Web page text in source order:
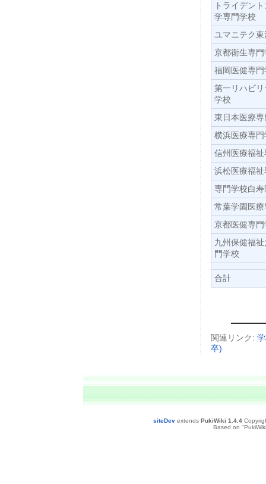
トライデン
学専門学校
ユマニテク
京都衛生専門
福岡医健専門
第一リハビ
学校
東日本医療専
横浜医療専門
信州医療福
浜松医療福
専門学校白
常葉学園医
京都医健専門
九州保健福
門学校
合計
関連リンク:
卒)
siteDev extends PukiWiki 1.4.4
Based on